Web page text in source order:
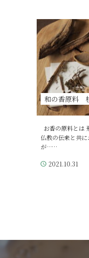
和の香原料
お香の原料とは
仏教の伝来と共
が……
2021.10.31